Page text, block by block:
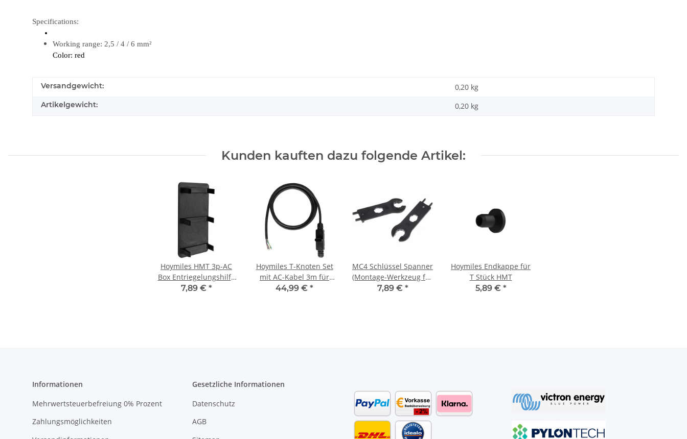
Specifications:
Working range: 2,5 / 4 / 6 mm²
Color: red
Versandgewicht: 0,20 kg
Artikelgewicht: 0,20 kg
Kunden kauften dazu folgende Artikel:
Hoymiles HMT 3p-AC
Box Entriegelungshilfe
T Knoten
7,89 € *
Hoymiles T-Knoten Set
mit AC-Kabel 3m für
HMT-Inverter
44,99 € *
MC4 Schlüssel Spanner
(Montage-Werkzeug für
MC4-Stecker)
7,89 € *
Hoymiles Endkappe für
T Stück HMT
5,89 € *
Informationen
Mehrwertsteuerbefreiung 0% Prozent
Zahlungsmöglichkeiten
Gesetzliche Informationen
Datenschutz
AGB